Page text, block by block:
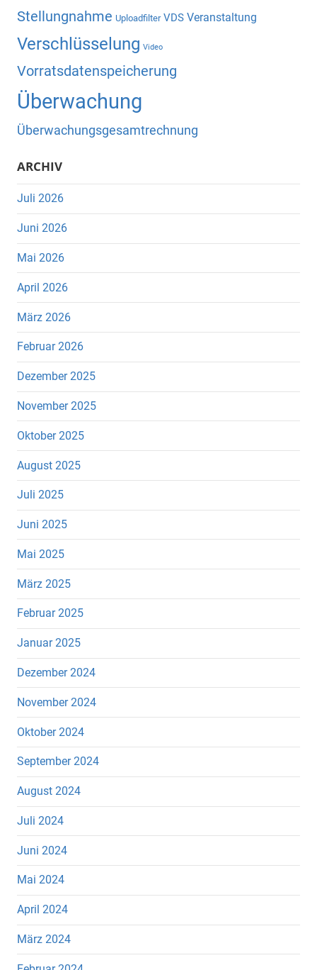
Stellungnahme Uploadfilter VDS Veranstaltung
Verschlüsselung Video
Vorratsdatenspeicherung
Überwachung
Überwachungsgesamtrechnung
ARCHIV
Juli 2026
Juni 2026
Mai 2026
April 2026
März 2026
Februar 2026
Dezember 2025
November 2025
Oktober 2025
August 2025
Juli 2025
Juni 2025
Mai 2025
März 2025
Februar 2025
Januar 2025
Dezember 2024
November 2024
Oktober 2024
September 2024
August 2024
Juli 2024
Juni 2024
Mai 2024
April 2024
März 2024